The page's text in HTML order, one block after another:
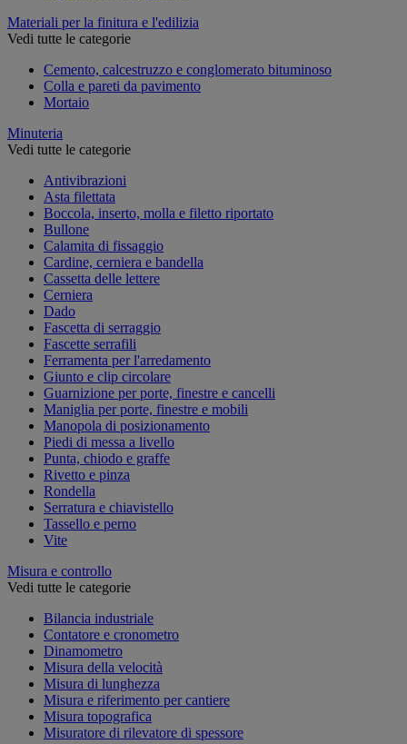
Materiali per la finitura e l'edilizia
Vedi tutte le categorie
Cemento, calcestruzzo e conglomerato bituminoso
Colla e pareti da pavimento
Mortaio
Minuteria
Vedi tutte le categorie
Antivibrazioni
Asta filettata
Boccola, inserto, molla e filetto riportato
Bullone
Calamita di fissaggio
Cardine, cerniera e bandella
Cassetta delle lettere
Cerniera
Dado
Fascetta di serraggio
Fascette serrafili
Ferramenta per l'arredamento
Giunto e clip circolare
Guarnizione per porte, finestre e cancelli
Maniglia per porte, finestre e mobili
Manopola di posizionamento
Piedi di messa a livello
Punta, chiodo e graffe
Rivetto e pinza
Rondella
Serratura e chiavistello
Tassello e perno
Vite
Misura e controllo
Vedi tutte le categorie
Bilancia industriale
Contatore e cronometro
Dinamometro
Misura della velocità
Misura di lunghezza
Misura e riferimento per cantiere
Misura topografica
Misuratore di rilevatore di spessore